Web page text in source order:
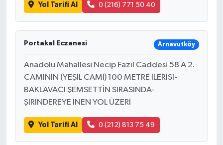
Yol Tarifi Al 0 (216) 771 50 40
Portakal Eczanesi Arnavutköy
Anadolu Mahallesi Necip Fazıl Caddesi 58 A 2.
CAMİNİN (YEŞİL CAMİ) 100 METRE İLERİSİ-
BAKLAVACI ŞEMSETTİN SIRASINDA-
ŞİRİNDEREYE İNEN YOL ÜZERİ
Yol Tarifi Al 0 (212) 813 75 49